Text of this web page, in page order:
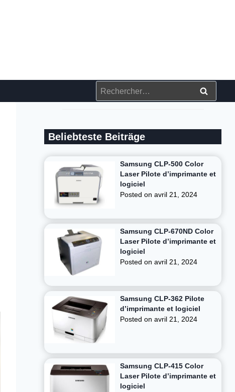
Rechercher :
Beliebteste Beiträge
Samsung CLP-500 Color
Laser Pilote d’imprimante et
logiciel
Posted onavril 21, 2024
Samsung CLP-670ND Color
Laser Pilote d’imprimante et
logiciel
Posted onavril 21, 2024
Samsung CLP-362 Pilote
d’imprimante et logiciel
Posted onavril 21, 2024
Samsung CLP-415 Color
Laser Pilote d’imprimante et
logiciel